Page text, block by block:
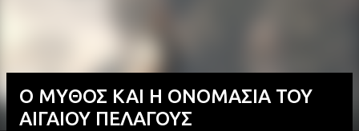
Ο ΜΥΘΟΣ ΚΑΙ Η ΟΝΟΜΑΣΙΑ ΤΟΥ
ΑΙΓΑΙΟΥ ΠΕΛΑΓΟΥΣ